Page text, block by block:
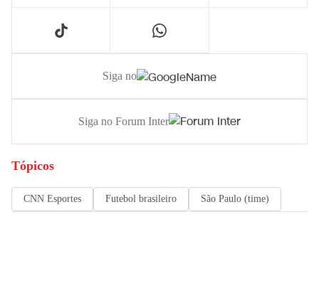
Siga no
Siga no Forum Inter
Tópicos
CNN Esportes Futebol brasileiro São Paulo (time)